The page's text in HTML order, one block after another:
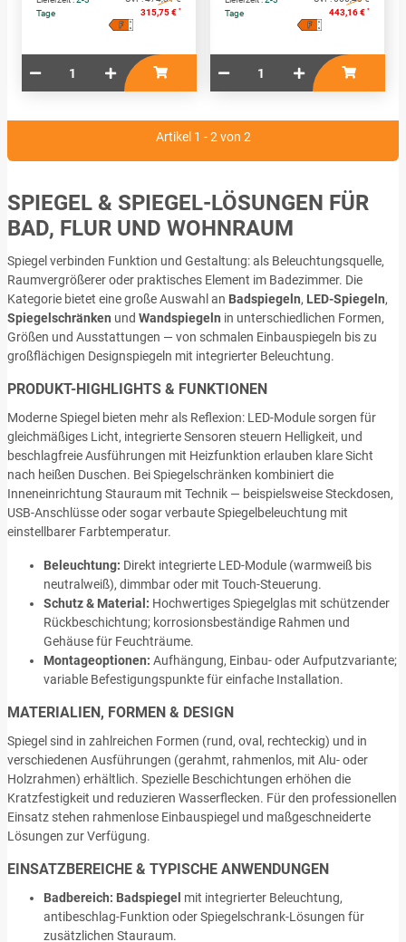
Tage
315,75 € *
A
↑
G
F
Tage
443,16 € *
A
↑
G
F
Artikel 1 - 2 von 2
SPIEGEL & SPIEGEL-LÖSUNGEN FÜR
BAD, FLUR UND WOHNRAUM
Spiegel verbinden Funktion und Gestaltung: als Beleuchtungsquelle,
Raumvergrößerer oder praktisches Element im Badezimmer. Die
Kategorie bietet eine große Auswahl an Badspiegeln, LED-Spiegeln,
Spiegelschränken und Wandspiegeln in unterschiedlichen Formen,
Größen und Ausstattungen — von schmalen Einbauspiegeln bis zu
großflächigen Designspiegeln mit integrierter Beleuchtung.
PRODUKT-HIGHLIGHTS & FUNKTIONEN
Moderne Spiegel bieten mehr als Reflexion: LED-Module sorgen für
gleichmäßiges Licht, integrierte Sensoren steuern Helligkeit, und
beschlagfreie Ausführungen mit Heizfunktion erlauben klare Sicht
nach heißen Duschen. Bei Spiegelschränken kombiniert die
Inneneinrichtung Stauraum mit Technik — beispielsweise Steckdosen,
USB-Anschlüsse oder sogar verbaute Spiegelbeleuchtung mit
einstellbarer Farbtemperatur.
Beleuchtung: Direkt integrierte LED-Module (warmweiß bis
neutralweiß), dimmbar oder mit Touch-Steuerung.
Schutz & Material: Hochwertiges Spiegelglas mit schützender
Rückbeschichtung; korrosionsbeständige Rahmen und
Gehäuse für Feuchträume.
Montageoptionen: Aufhängung, Einbau- oder Aufputzvariante;
variable Befestigungspunkte für einfache Installation.
MATERIALIEN, FORMEN & DESIGN
Spiegel sind in zahlreichen Formen (rund, oval, rechteckig) und in
verschiedenen Ausführungen (gerahmt, rahmenlos, mit Alu- oder
Holzrahmen) erhältlich. Spezielle Beschichtungen erhöhen die
Kratzfestigkeit und reduzieren Wasserflecken. Für den professionellen
Einsatz stehen rahmenlose Einbauspiegel und maßgeschneiderte
Lösungen zur Verfügung.
EINSATZBEREICHE & TYPISCHE ANWENDUNGEN
Badbereich: Badspiegel mit integrierter Beleuchtung,
antibeschlag-Funktion oder Spiegelschrank-Lösungen für
zusätzlichen Stauraum.